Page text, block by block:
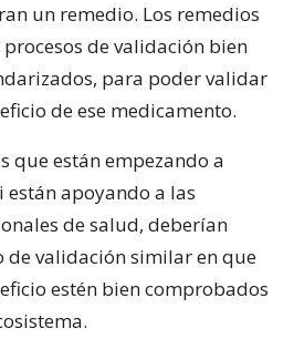
un remedio. Los remedios
de validación bien
para poder validar
de ese medicamento.
que están empezando a
están apoyando a las
de salud, deberían
de validación similar en que
estén bien comprobados